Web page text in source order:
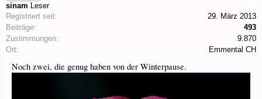
sinam
Leser
Registriert seit:
29. März 2013
Beiträge:
493
Zustimmungen:
9.870
Ort:
Emmental CH
Noch zwei, die genug haben von der Winterpause.